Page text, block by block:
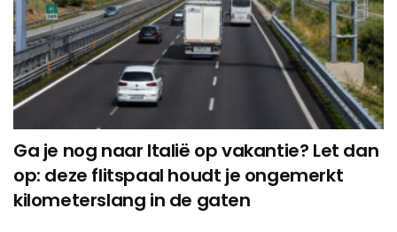
Ga je nog naar Italië op vakantie? Let dan
op: deze flitspaal houdt je ongemerkt
kilometerslang in de gaten